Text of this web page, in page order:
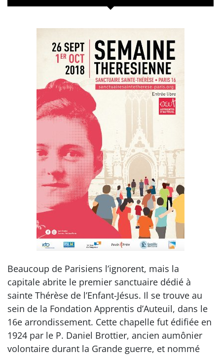
Beaucoup de Parisiens l’ignorent, mais la
capitale abrite le premier sanctuaire dédié à
sainte Thérèse de l’Enfant-Jésus. Il se trouve au
sein de la Fondation Apprentis d’Auteuil, dans le
16e arrondissement. Cette chapelle fut édifiée en
1924 par le P. Daniel Brottier, ancien aumônier
volontaire durant la Grande guerre, et nommé